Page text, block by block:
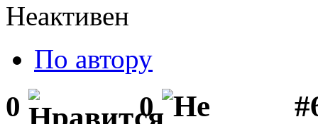
Неактивен
По автору
0 0